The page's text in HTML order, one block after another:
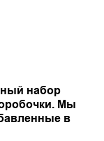
набор
Мы
в